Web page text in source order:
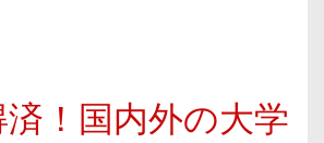
！国内外の大学